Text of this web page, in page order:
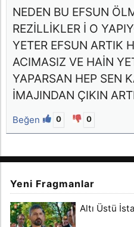
NEDEN BU EFSUN
REZİLLİKLER İ O
YETER EFSUN ARTIK
ACIMASIZ VE HAİN
YAPARSAN HEP SEN
İMAJINDAN ÇIKIN
Beğen 0 0
Yeni Fragmanlar
Altı Üstü